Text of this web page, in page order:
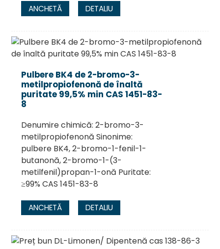
ANCHETĂ DETALIU
Pulbere BK4 de 2-bromo-3-
metilpropiofenonă de înaltă
puritate 99,5% min CAS 1451-83-
8
Denumire chimică: 2-bromo-3-
metilpropiofenonă Sinonime:
pulbere BK4, 2-bromo-1-fenil-1-
butanonă, 2-bromo-1-(3-
metilfenil)propan-1-onă Puritate:
≥99% CAS 1451-83-8
ANCHETĂ DETALIU